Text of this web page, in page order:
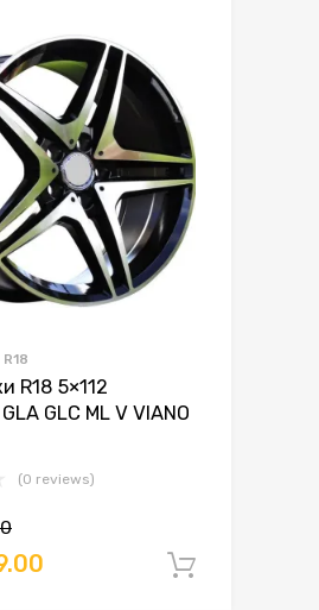
R18 5×112
GLC ML V VIANO
(0 reviews)
Оригінальна
ціна:
Поточна
ціна: